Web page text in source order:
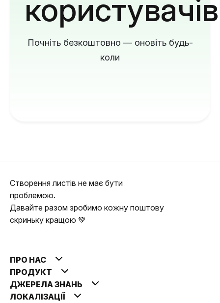
користувачів
Почніть безкоштовно — оновіть будь-
коли
Створення листів не має бути
проблемою.
Давайте разом зробимо кожну поштову
скриньку кращою 💚
ПРО НАС
ПРОДУКТ
ДЖЕРЕЛА ЗНАНЬ
ЛОКАЛІЗАЦІЇ